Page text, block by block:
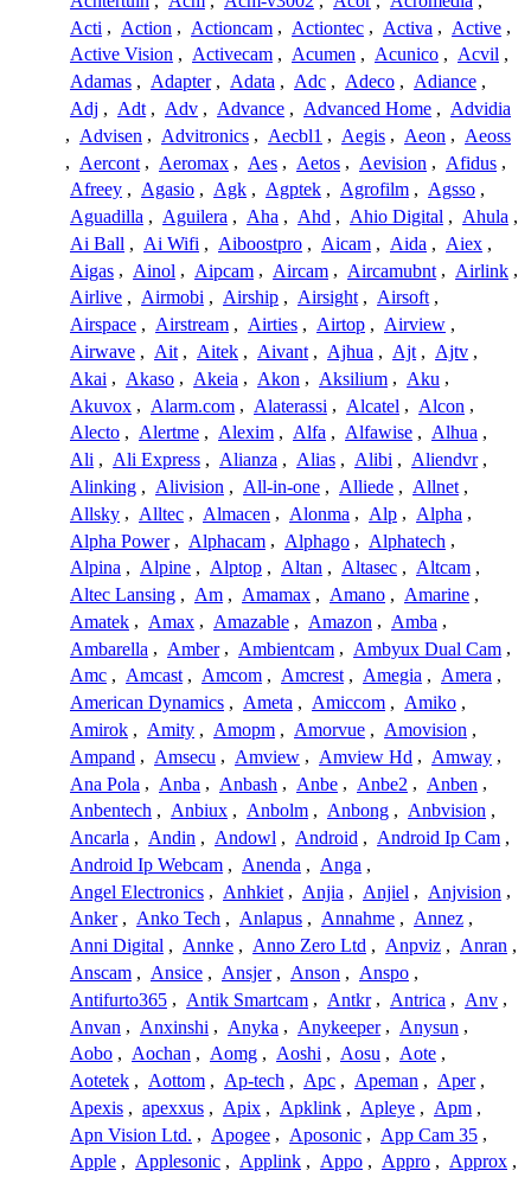
Acti , Action , Actioncam , Actiontec , Activa , Active ,
Active Vision , Activecam , Acumen , Acunico , Acvil ,
Adamas , Adapter , Adata , Adc , Adeco , Adiance ,
Adj , Adt , Adv , Advance , Advanced Home , Advidia
, Advisen , Advitronics , Aecbl1 , Aegis , Aeon , Aeoss
, Aercont , Aeromax , Aes , Aetos , Aevision , Afidus ,
Afreey , Agasio , Agk , Agptek , Agrofilm , Agsso ,
Aguadilla , Aguilera , Aha , Ahd , Ahio Digital , Ahula ,
Ai Ball , Ai Wifi , Aiboostpro , Aicam , Aida , Aiex ,
Aigas , Ainol , Aipcam , Aircam , Aircamubnt , Airlink ,
Airlive , Airmobi , Airship , Airsight , Airsoft ,
Airspace , Airstream , Airties , Airtop , Airview ,
Airwave , Ait , Aitek , Aivant , Ajhua , Ajt , Ajtv ,
Akai , Akaso , Akeia , Akon , Aksilium , Aku ,
Akuvox , Alarm.com , Alaterassi , Alcatel , Alcon ,
Alecto , Alertme , Alexim , Alfa , Alfawise , Alhua ,
Ali , Ali Express , Alianza , Alias , Alibi , Aliendvr ,
Alinking , Alivision , All-in-one , Alliede , Allnet ,
Allsky , Alltec , Almacen , Alonma , Alp , Alpha ,
Alpha Power , Alphacam , Alphago , Alphatech ,
Alpina , Alpine , Alptop , Altan , Altasec , Altcam ,
Altec Lansing , Am , Amamax , Amano , Amarine ,
Amatek , Amax , Amazable , Amazon , Amba ,
Ambarella , Amber , Ambientcam , Ambyux Dual Cam ,
Amc , Amcast , Amcom , Amcrest , Amegia , Amera ,
American Dynamics , Ameta , Amiccom , Amiko ,
Amirok , Amity , Amopm , Amorvue , Amovision ,
Ampand , Amsecu , Amview , Amview Hd , Amway ,
Ana Pola , Anba , Anbash , Anbe , Anbe2 , Anben ,
Anbentech , Anbiux , Anbolm , Anbong , Anbvision ,
Ancarla , Andin , Andowl , Android , Android Ip Cam ,
Android Ip Webcam , Anenda , Anga ,
Angel Electronics , Anhkiet , Anjia , Anjiel , Anjvision ,
Anker , Anko Tech , Anlapus , Annahme , Annez ,
Anni Digital , Annke , Anno Zero Ltd , Anpviz , Anran ,
Anscam , Ansice , Ansjer , Anson , Anspo ,
Antifurto365 , Antik Smartcam , Antkr , Antrica , Anv ,
Anvan , Anxinshi , Anyka , Anykeeper , Anysun ,
Aobo , Aochan , Aomg , Aoshi , Aosu , Aote ,
Aotetek , Aottom , Ap-tech , Apc , Apeman , Aper ,
Apexis , apexxus , Apix , Apklink , Apleye , Apm ,
Apn Vision Ltd. , Apogee , Aposonic , App Cam 35 ,
Apple , Applesonic , Applink , Appo , Appro , Approx ,